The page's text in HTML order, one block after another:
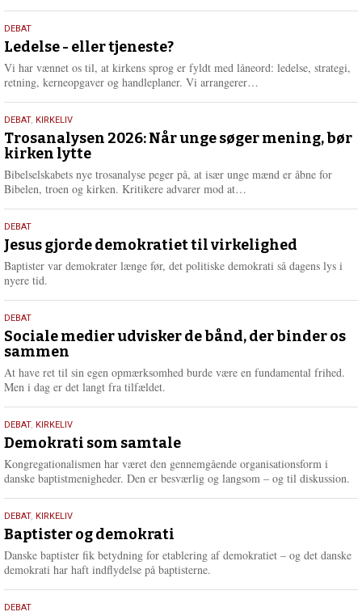
e
r
e
10.
juni
2026
DEBAT
Ledelse - eller tjeneste?
Vi har vænnet os til, at kirkens sprog er fyldt med låneord: ledelse, strategi,
retning, kerneopgaver og handleplaner. Vi arrangerer…
e
2.
juni
2026
DEBAT, KIRKELIV
Trosanalysen 2026: Når unge søger mening, bør
kirken lytte
Bibelselskabets nye trosanalyse peger på, at især unge mænd er åbne for
Bibelen, troen og kirken. Kritikere advarer mod at…
e
r
18.
maj
2026
DEBAT
Jesus gjorde demokratiet til virkelighed
Baptister var demokrater længe før, det politiske demokrati så dagens lys i
nyere tid.
18.
maj
2026
DEBAT
Sociale medier udvisker de bånd, der binder os
sammen
At have ret til sin egen opmærksomhed burde være en fundamental frihed.
Men i dag er det langt fra tilfældet.
18.
maj
2026
DEBAT, KIRKELIV
Demokrati som samtale
Kongregationalismen har været den gennemgående organisationsform i
danske baptistmenigheder. Den er besværlig og langsom – og til diskussion.
18.
maj
2026
DEBAT, KIRKELIV
Baptister og demokrati
Danske baptister fik betydning for etablering af demokratiet – og det danske
demokrati har haft indflydelse på baptisterne.
18.
DEBAT